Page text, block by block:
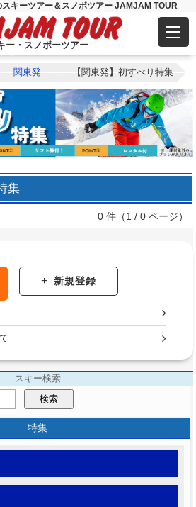
キーツアー＆スノボツアー JAMJAM TOUR
ー・スノボーツアー
関東発 【関東発】初すべり特集
集
0 件（1 / 0 ページ）
新規登録
スキー検索
検索
特集